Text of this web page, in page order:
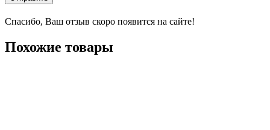
Спасибо, Ваш отзыв скоро появится на сайте!
Похожие товары